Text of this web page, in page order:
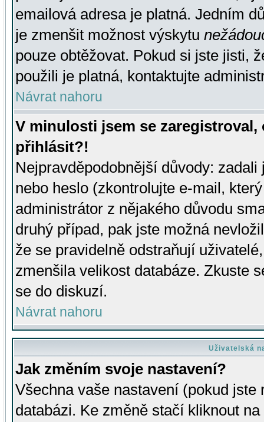
emailová adresa je platná. Jedním
je zmenšit možnost výskytu
pouze obtěžovat. Pokud si jste jisti,
použili je platná, kontaktujte
Návrat nahoru
V minulosti jsem se
přihlásit?!
Nejpravděpodobnější důvody:
nebo heslo (zkontrolujte e-mail,
administrátor z nějakého důvodu
druhý případ, pak jste možná
že se pravidelně odstraňují
zmenšila velikost databáze. Zkuste
se do diskuzí.
Návrat nahoru
Uživatelská
Jak změním svoje nastavení?
Všechna vaše nastavení (pokud
databázi. Ke změně stačí kliknout